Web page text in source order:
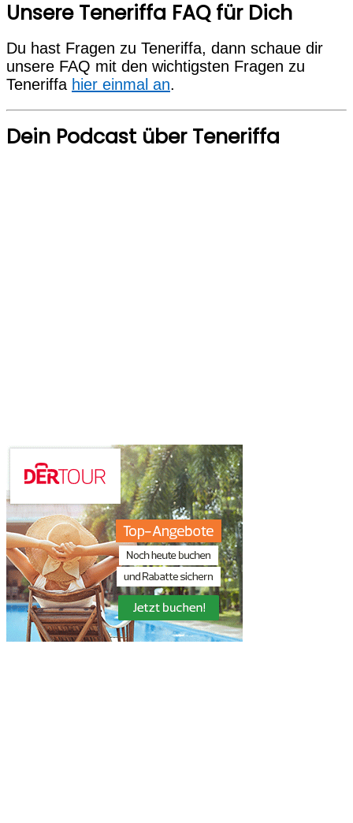
Unsere Teneriffa FAQ für Dich
Du hast Fragen zu Teneriffa, dann schaue dir
unsere FAQ mit den wichtigsten Fragen zu
Teneriffa hier einmal an.
Dein Podcast über Teneriffa